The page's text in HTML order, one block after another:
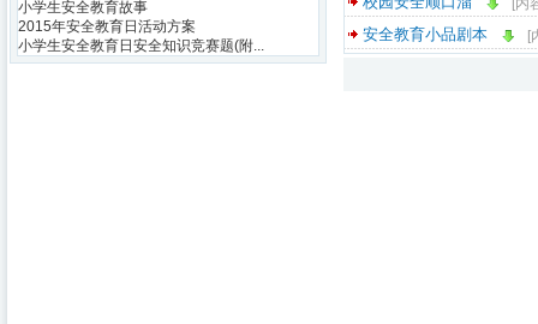
[内
安全教育小品剧本 [
小学生安全教育故事
2015年安全教育日活动方案
小学生安全教育日安全知识竞赛题(附...